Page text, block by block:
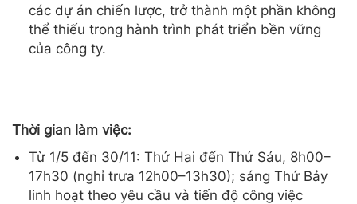
các dự án chiến lược, trở thành một phần không
thể thiếu trong hành trình phát triển bền vững
của công ty.
Thời gian làm việc:
Từ 1/5 đến 30/11: Thứ Hai đến Thứ Sáu, 8h00–
17h30 (nghỉ trưa 12h00–13h30); sáng Thứ Bảy
linh hoạt theo yêu cầu và tiến độ công việc